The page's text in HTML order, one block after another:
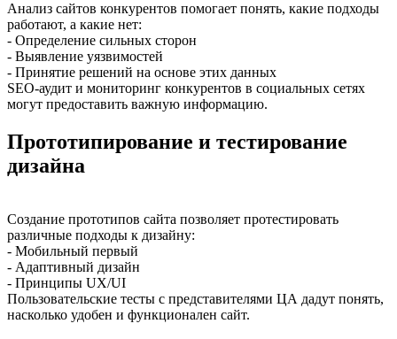
Анализ сайтов конкурентов помогает понять, какие подходы
работают, а какие нет:
- Определение сильных сторон
- Выявление уязвимостей
- Принятие решений на основе этих данных
SEO-аудит и мониторинг конкурентов в социальных сетях
могут предоставить важную информацию.
Прототипирование и тестирование
дизайна
Создание прототипов сайта позволяет протестировать
различные подходы к дизайну:
- Мобильный первый
- Адаптивный дизайн
- Принципы UX/UI
Пользовательские тесты с представителями ЦА дадут понять,
насколько удобен и функционален сайт.